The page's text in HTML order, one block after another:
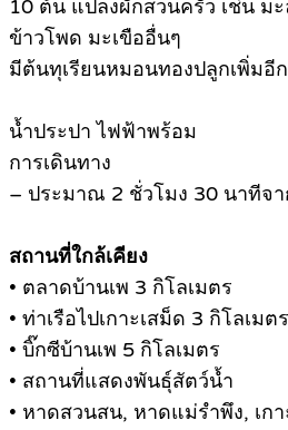
10 ต้น แปลงผักสวนครัว เช่น ม
ข้าวโพด มะเขืออื่นๆ
มีต้นทุเรียนหมอนทองปลูกเพิ่มอี
น้ำประปา ไฟฟ้าพร้อม
การเดินทาง
– ประมาณ 2 ชั่วโมง 30 นาทีจ
สถานที่ใกล้เคียง
• ตลาดบ้านเพ 3 กิโลเมตร
• ท่าเรือไปเกาะเสม็ด 3 กิโลเมตร
• บิ๊กซีบ้านเพ 5 กิโลเมตร
• สถานที่แสดงพันธุ์สัตว์น้ำ
• หาดสวนสน, หาดแม่รำพึง, เกา